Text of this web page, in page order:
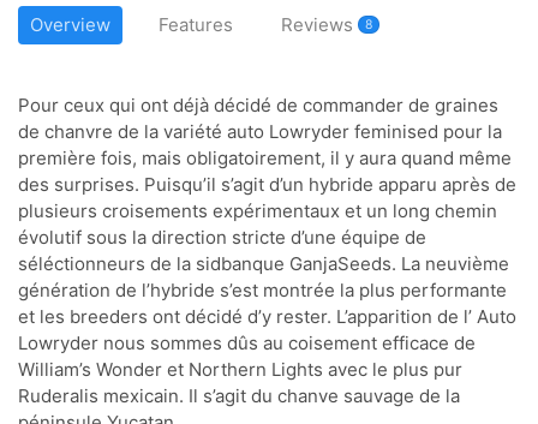
Overview Features Reviews 8
Pour ceux qui ont déjà décidé de commander de graines
de chanvre de la variété auto Lowryder feminised pour la
première fois, mais obligatoirement, il y aura quand même
des surprises. Puisqu’il s’agit d’un hybride apparu après de
plusieurs croisements expérimentaux et un long chemin
évolutif sous la direction stricte d’une équipe de
séléctionneurs de la sidbanque GanjaSeeds. La neuvième
génération de l’hybride s’est montrée la plus performante
et les breeders ont décidé d’y rester. L’apparition de l’ Auto
Lowryder nous sommes dûs au coisement efficace de
William’s Wonder et Northern Lights avec le plus pur
Ruderalis mexicain. Il s’agit du chanve sauvage de la